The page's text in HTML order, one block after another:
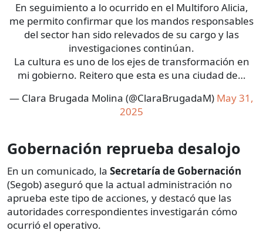
En seguimiento a lo ocurrido en el Multiforo Alicia,
me permito confirmar que los mandos responsables
del sector han sido relevados de su cargo y las
investigaciones continúan.
La cultura es uno de los ejes de transformación en
mi gobierno. Reitero que esta es una ciudad de…
— Clara Brugada Molina (@ClaraBrugadaM) May 31,
2025
Gobernación reprueba desalojo
En un comunicado, la Secretaría de Gobernación
(Segob) aseguró que la actual administración no
aprueba este tipo de acciones, y destacó que las
autoridades correspondientes investigarán cómo
ocurrió el operativo.